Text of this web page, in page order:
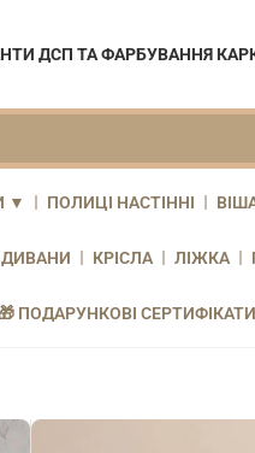
ДСП ТА ФАРБУВАННЯ
▼ ПОЛИЦІ НАСТІННІ
ДИВАНИ КРІСЛА ЛІЖКА
🎁 ПОДАРУНКОВІ СЕРТИФІКАТИ